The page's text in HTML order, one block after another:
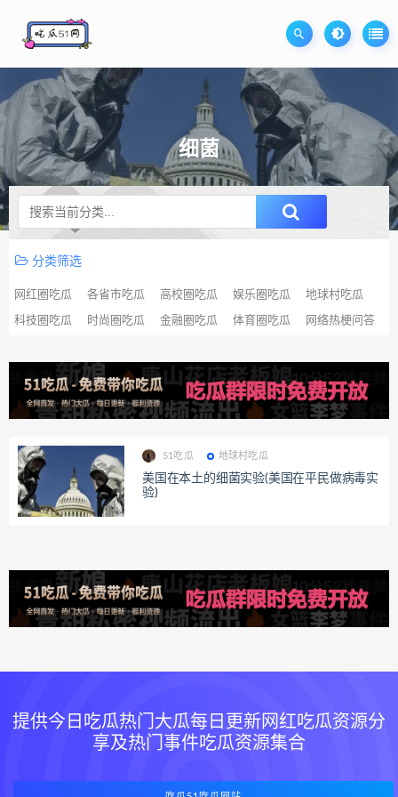
细菌
升级SVIP无限免费下载
分类筛选
网红圈吃瓜 各省市吃瓜 高校圈吃瓜 娱乐圈吃瓜 地球村吃瓜
科技圈吃瓜 时尚圈吃瓜 金融圈吃瓜 体育圈吃瓜 网络热梗问答
51吃瓜 地球村吃瓜
美国在本土的细菌实验(美国在平民做病毒实
验)
提供今日吃瓜热门大瓜每日更新网红吃瓜资源分
享及热门事件吃瓜资源集合